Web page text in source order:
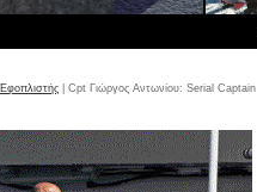
Εφοπλιστής | Cpt Γιώργος Aντωνίου: Serial Captain